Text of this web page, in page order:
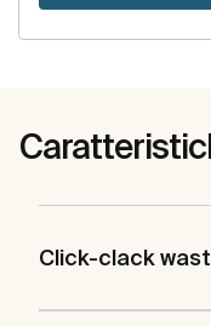
Click-clack